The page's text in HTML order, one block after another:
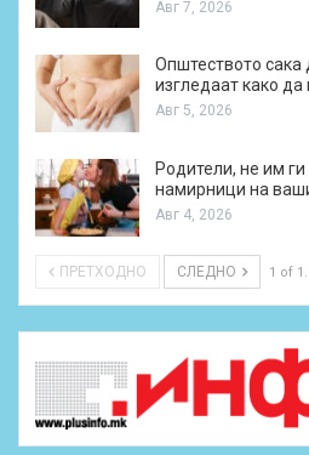
Авг 7, 2026
Општеството сака
изгледаат како да
Авг 5, 2026
Родители, не им ги
намирници на
Авг 4, 2026
ПРЕТХОДНО СЛЕДНО 1 of